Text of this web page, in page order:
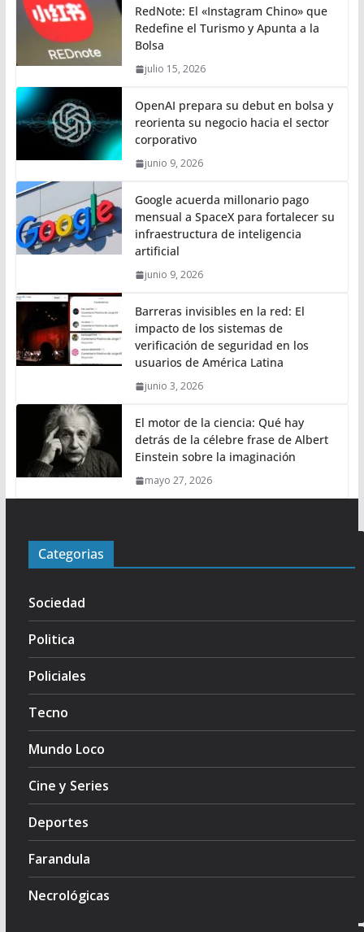
RedNote: El «Instagram Chino» que
Redefine el Turismo y Apunta a la
Bolsa
julio 15, 2026
OpenAI prepara su debut en bolsa y
reorienta su negocio hacia el sector
corporativo
junio 9, 2026
Google acuerda millonario pago
mensual a SpaceX para fortalecer su
infraestructura de inteligencia
artificial
junio 9, 2026
Barreras invisibles en la red: El
impacto de los sistemas de
verificación de seguridad en los
usuarios de América Latina
junio 3, 2026
El motor de la ciencia: Qué hay
detrás de la célebre frase de Albert
Einstein sobre la imaginación
mayo 27, 2026
Categorias
Sociedad
Politica
Policiales
Tecno
Mundo Loco
Cine y Series
Deportes
Farandula
Necrológicas